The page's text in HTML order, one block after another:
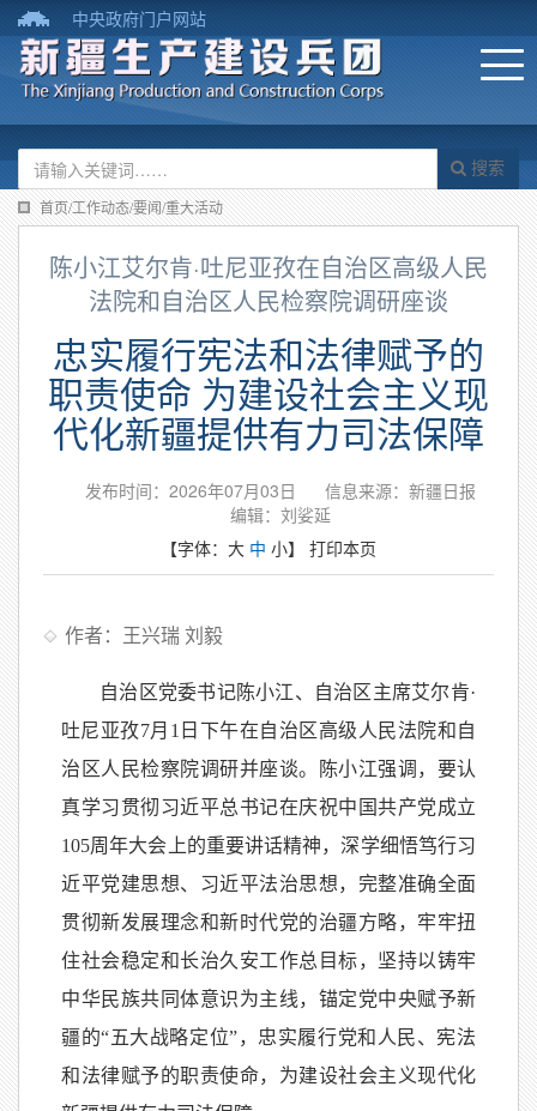
中央政府门户网站
搜索
首页/工作动态/要闻/重大活动
陈小江艾尔肯·吐尼亚孜在自治区高级人民
法院和自治区人民检察院调研座谈
忠实履行宪法和法律赋予的
职责使命 为建设社会主义现
代化新疆提供有力司法保障
发布时间：2026年07月03日
信息来源：​新疆日报
编辑：刘娑延
【字体： 大 中 小】 打印本页
作者：王兴瑞 刘毅
自治区党委书记陈小江、自治区主席艾尔肯·
吐尼亚孜7月1日下午在自治区高级人民法院和自
治区人民检察院调研并座谈。陈小江强调，要认
真学习贯彻习近平总书记在庆祝中国共产党成立
105周年大会上的重要讲话精神，深学细悟笃行习
近平党建思想、习近平法治思想，完整准确全面
贯彻新发展理念和新时代党的治疆方略，牢牢扭
住社会稳定和长治久安工作总目标，坚持以铸牢
中华民族共同体意识为主线，锚定党中央赋予新
疆的“五大战略定位”，忠实履行党和人民、宪法
和法律赋予的职责使命，为建设社会主义现代化